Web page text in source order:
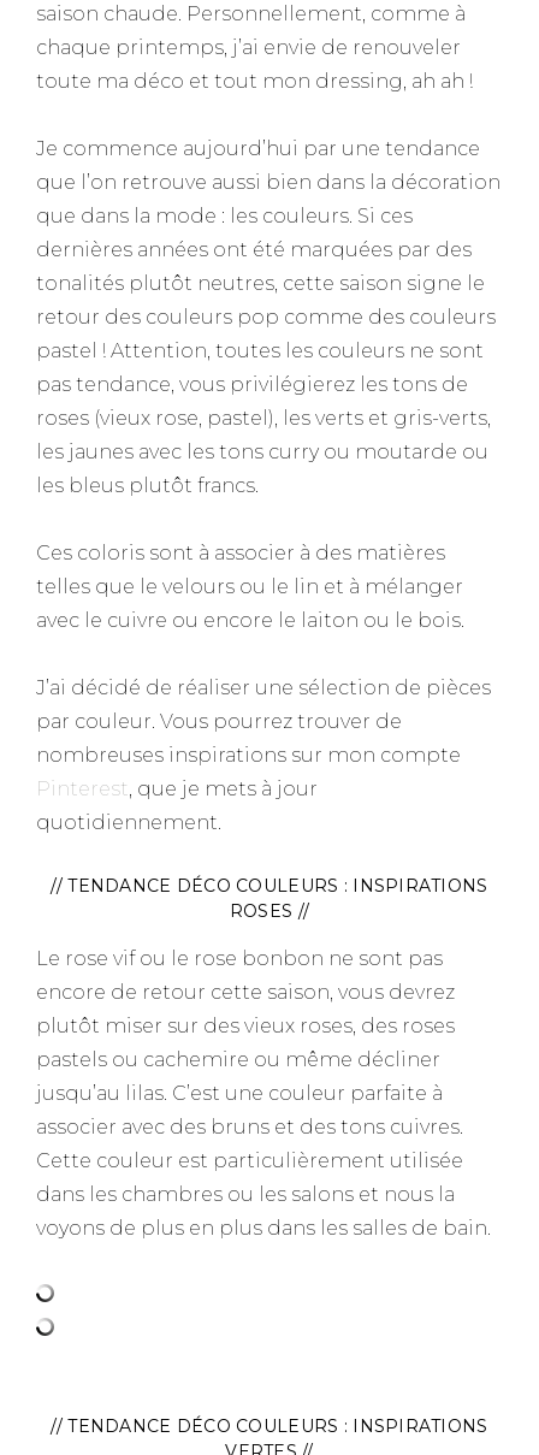
saison chaude. Personnellement, comme à
chaque printemps, j’ai envie de renouveler
toute ma déco et tout mon dressing, ah ah !
Je commence aujourd’hui par une tendance
que l’on retrouve aussi bien dans la décoration
que dans la mode : les couleurs. Si ces
dernières années ont été marquées par des
tonalités plutôt neutres, cette saison signe le
retour des couleurs pop comme des couleurs
pastel ! Attention, toutes les couleurs ne sont
pas tendance, vous privilégierez les tons de
roses (vieux rose, pastel), les verts et gris-verts,
les jaunes avec les tons curry ou moutarde ou
les bleus plutôt francs.
Ces coloris sont à associer à des matières
telles que le velours ou le lin et à mélanger
avec le cuivre ou encore le laiton ou le bois.
J’ai décidé de réaliser une sélection de pièces
par couleur. Vous pourrez trouver de
nombreuses inspirations sur mon compte
Pinterest, que je mets à jour
quotidiennement.
// TENDANCE DÉCO COULEURS : INSPIRATIONS
ROSES //
Le rose vif ou le rose bonbon ne sont pas
encore de retour cette saison, vous devrez
plutôt miser sur des vieux roses, des roses
pastels ou cachemire ou même décliner
jusqu’au lilas. C’est une couleur parfaite à
associer avec des bruns et des tons cuivres.
Cette couleur est particulièrement utilisée
dans les chambres ou les salons et nous la
voyons de plus en plus dans les salles de bain.
// TENDANCE DÉCO COULEURS : INSPIRATIONS